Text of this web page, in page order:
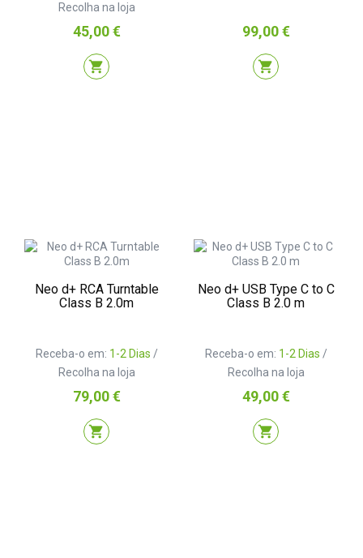
Recolha na loja
Preço
45,00 €
shopping_cart
Preço
99,00 €
shopping_cart
Neo d+ RCA Turntable
Class B 2.0m
Receba-o em: 1-2 Dias /
Recolha na loja
Preço
79,00 €
shopping_cart
Neo d+ USB Type C to C
Class B 2.0 m
Receba-o em: 1-2 Dias /
Recolha na loja
Preço
49,00 €
shopping_cart